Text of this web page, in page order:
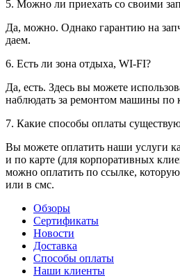
5. Можно ли приехать со своими
Да, можно. Однако гарантию на
даем.
6. Есть ли зона отдыха, WI-FI?
Да, есть. Здесь вы можете
наблюдать за ремонтом машины по
7. Какие способы оплаты
Вы можете оплатить наши услуги
и по карте (для корпоративных
можно оплатить по ссылке,
или в смс.
Обзоры
Сертификаты
Новости
Доставка
Способы оплаты
Наши клиенты